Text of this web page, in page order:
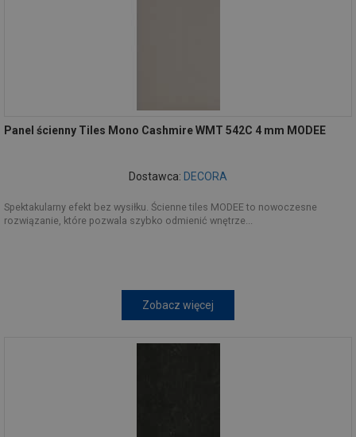
Panel ścienny Tiles Mono Cashmire WMT 542C 4 mm MODEE
Dostawca: DECORA
Spektakularny efekt bez wysiłku. Ścienne tiles MODEE to nowoczesne
rozwiązanie, które pozwala szybko odmienić wnętrze...
Zobacz więcej